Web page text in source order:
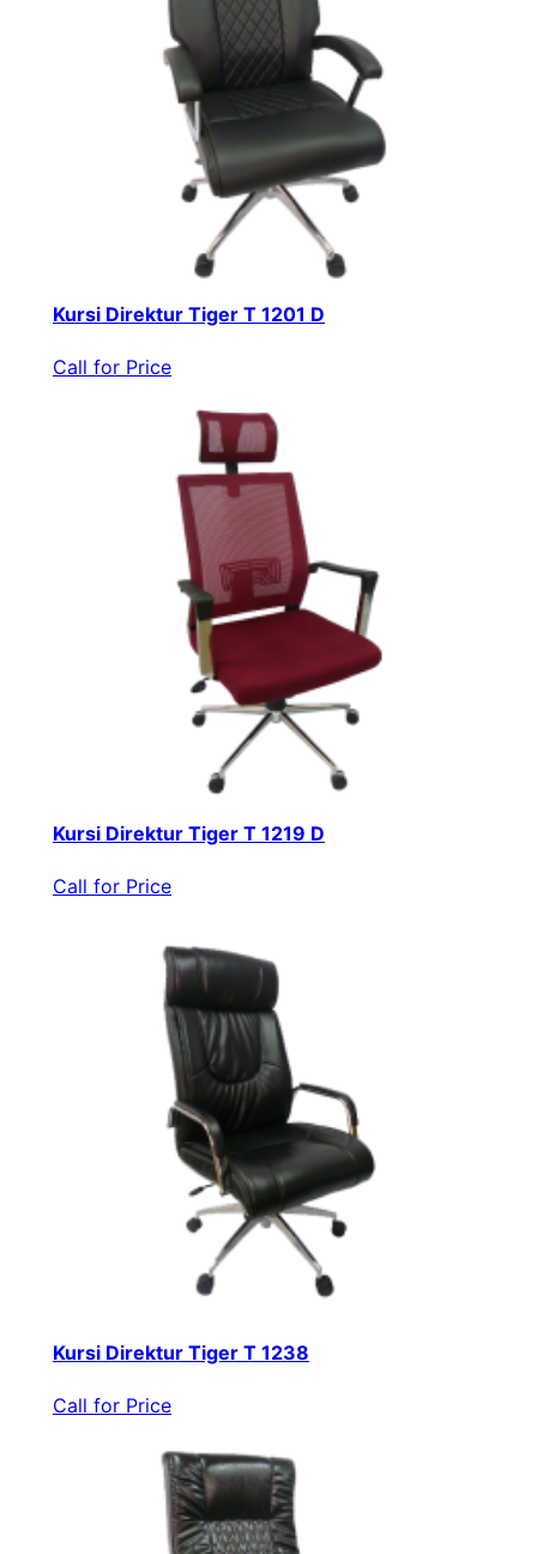
Kursi Direktur Tiger T 1201 D
Call for Price
Kursi Direktur Tiger T 1219 D
Call for Price
Kursi Direktur Tiger T 1238
Call for Price